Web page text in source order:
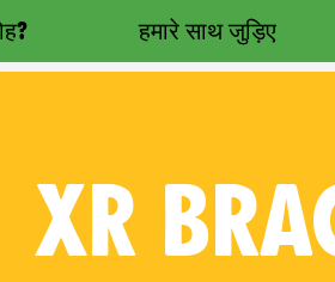
हमारे साथ जुड़िए
XR